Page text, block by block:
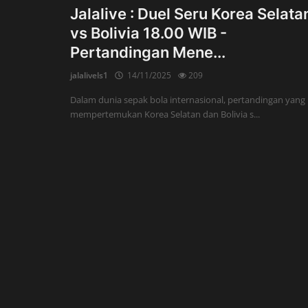
Jalalive : Duel Seru Korea
vs Bolivia 18.00 WIB -
Pertandingan Mene...
jalalivels1 14/11/2025 209
Dalam dunia sepak bola internasional, pertandingan yang
mempertemukan Korea Selatan dan Bolivia s...